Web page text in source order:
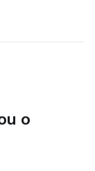
projetos
e equipe
dos
o